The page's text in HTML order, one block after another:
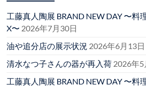
工藤真人陶展 BRAND NEW DAY 〜料
X〜 2026年7月30日
油や追分店の展示状況 2026年6月13日
清水なつ子さんの器が再入荷 2026年5
工藤真人陶展 BRAND NEW DAY 〜料